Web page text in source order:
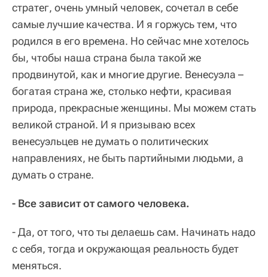
стратег, очень умный человек, сочетал в себе
самые лучшие качества. И я горжусь тем, что
родился в его времена. Но сейчас мне хотелось
бы, чтобы наша страна была такой же
продвинутой, как и многие другие. Венесуэла –
богатая страна же, столько нефти, красивая
природа, прекрасные женщины. Мы можем стать
великой страной. И я призываю всех
венесуэльцев не думать о политических
направлениях, не быть партийными людьми, а
думать о стране.
- Все зависит от самого человека.
- Да, от того, что ты делаешь сам. Начинать надо
с себя, тогда и окружающая реальность будет
меняться.